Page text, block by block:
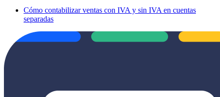
Cómo contabilizar ventas con IVA y sin IVA en cuentas
separadas